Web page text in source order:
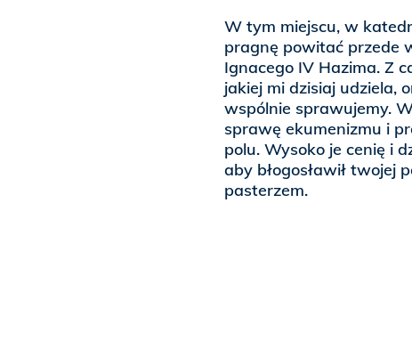
W tym miejscu, w
pragnę powitać przede
Ignacego IV Hazima. Z
jakiej mi dzisiaj udziela,
wspólnie sprawujemy.
sprawę ekumenizmu i
polu. Wysoko je cenię i
aby błogosławił twojej
pasterzem.